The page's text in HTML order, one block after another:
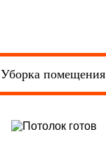
Уборка помещения